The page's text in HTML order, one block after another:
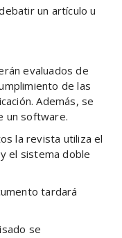
un artículo u
evaluados de
de las
Además, se
un software.
la revista utiliza el
el sistema doble
tardará
se